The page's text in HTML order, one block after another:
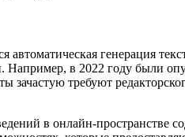
генерация
в 2022 году были
зачастую требуют
в онлайн-пространстве